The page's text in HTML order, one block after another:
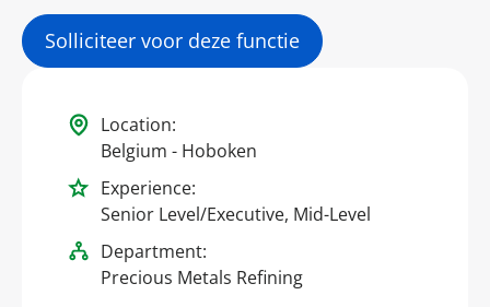
Solliciteer voor deze functie
Location:
Belgium - Hoboken
Experience:
Senior Level/Executive, Mid-Level
Department:
Precious Metals Refining